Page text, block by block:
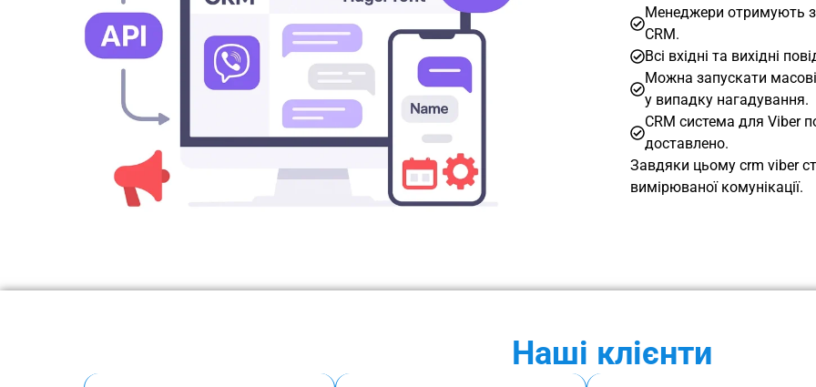
Менеджери отримують
CRM.
Всі вхідні та вихідні
Можна запускати
у випадку нагадування.
CRM система для Viber
доставлено.
Завдяки цьому crm viber
вимірюваної комунікації.
Наші клієнти